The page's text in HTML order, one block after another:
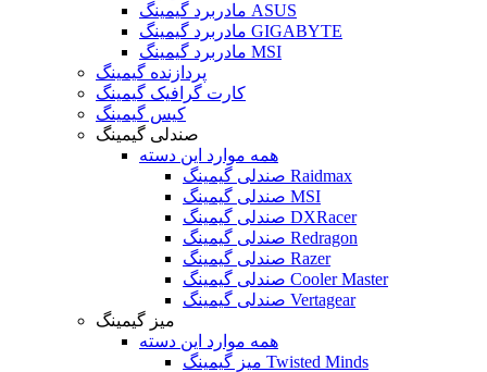
مادربرد گیمینگ ASUS
مادربرد گیمینگ GIGABYTE
مادربرد گیمینگ MSI
پردازنده گیمینگ
کارت گرافیک گیمینگ
کیس گیمینگ
صندلی گیمینگ
همه موارد این دسته
صندلی گیمینگ Raidmax
صندلی گیمینگ MSI
صندلی گیمینگ DXRacer
صندلی گیمینگ Redragon
صندلی گیمینگ Razer
صندلی گیمینگ Cooler Master
صندلی گیمینگ Vertagear
میز گیمینگ
همه موارد این دسته
میز گیمینگ Twisted Minds